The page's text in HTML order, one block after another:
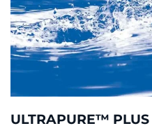
ULTRAPURE™ PLUS